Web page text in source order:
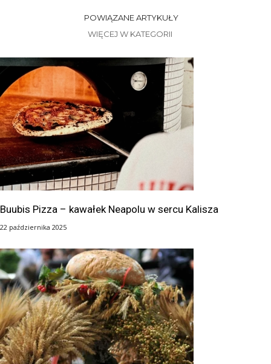
POWIĄZANE ARTYKUŁY
WIĘCEJ W KATEGORII
Buubis Pizza – kawałek Neapolu w sercu Kalisza
22 października 2025